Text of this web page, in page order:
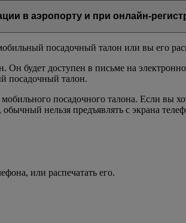
в аэропорту и при онлайн-
посадочный талон или вы его
будет доступен в письме на
посадочный талон.
посадочного талона. Если вы
нельзя предъявлять с экрана
или распечатать его.